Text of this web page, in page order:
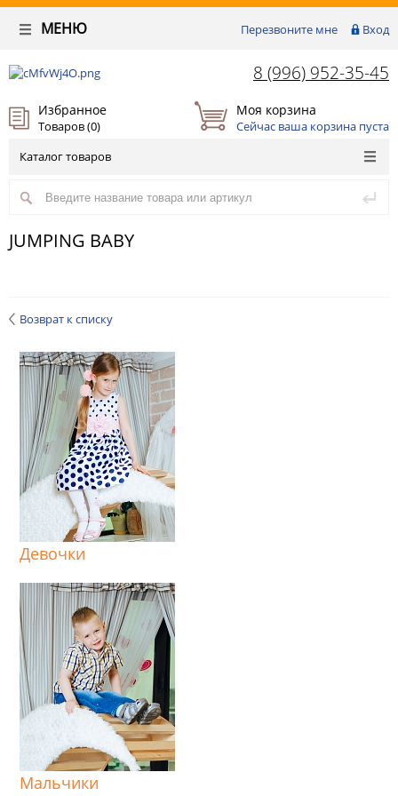
Перезвоните мне Вход
МЕНЮ
8 (996) 952-35-45
Избранное
Товаров (0)
Моя корзина
Сейчас ваша корзина пуста
Каталог товаров
JUMPING BABY
Возврат к списку
Девочки
Мальчики